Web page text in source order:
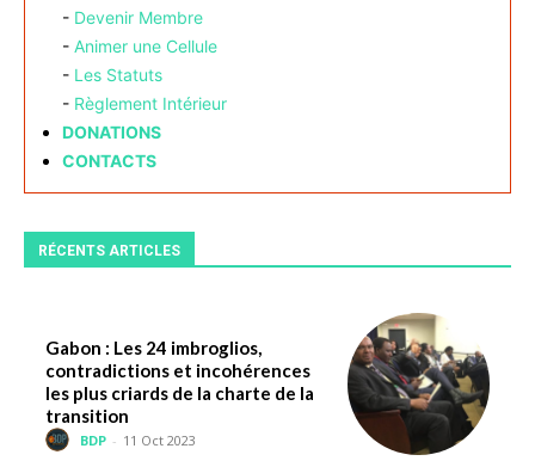
- Devenir Membre
- Animer une Cellule
- Les Statuts
- Règlement Intérieur
DONATIONS
CONTACTS
RÉCENTS ARTICLES
Gabon : Les 24 imbroglios,
contradictions et incohérences
les plus criards de la charte de la
transition
BDP - 11 Oct 2023